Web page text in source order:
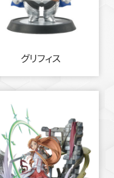
グリフィス